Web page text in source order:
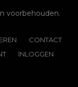
voorbehouden.
CONTACT
INLOGGEN